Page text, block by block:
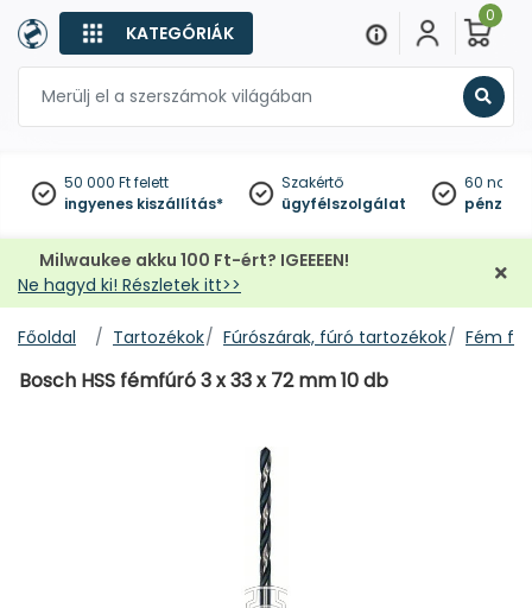
KATEGÓRIÁK
0
50 000 Ft felett
ingyenes kiszállítás*
Szakértő
ügyfélszolgálat
60
Milwaukee akku 100 Ft-ért? IGEEEEN!
Ne hagyd ki! Részletek itt>>
Főoldal Tartozékok Fúrószárak, fúró tartozékok Fém
Bosch HSS fémfúró 3 x 33 x 72 mm 10 db